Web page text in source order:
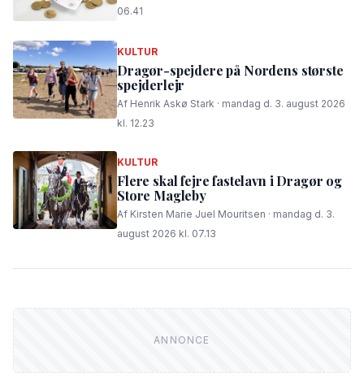
06.41
KULTUR
Dragør-spejdere på Nordens største
spejderlejr
Af Henrik Askø Stark · mandag d. 3. august 2026
kl. 12.23
KULTUR
Flere skal fejre fastelavn i Dragør og
Store Magleby
Af Kirsten Marie Juel Mouritsen · mandag d. 3.
august 2026 kl. 07.13